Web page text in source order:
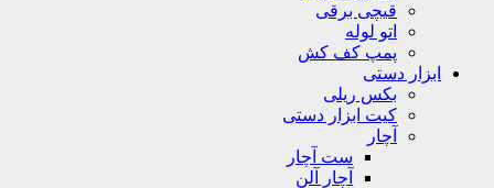
قیچی برقی
اتو لوله
پمپ کف کش
ابزار دستی
بکس ریلی
کیت ابزار دستی
آچار
ست آچار
آچار آلن